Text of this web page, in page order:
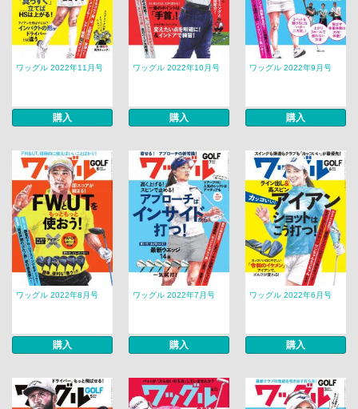
ワッグル 2022年11月号
購入
ワッグル 2022年10月号
購入
ワッグル 2022年9月号
購入
ワッグル 2022年8月号
購入
ワッグル 2022年7月号
購入
ワッグル 2022年6月号
購入